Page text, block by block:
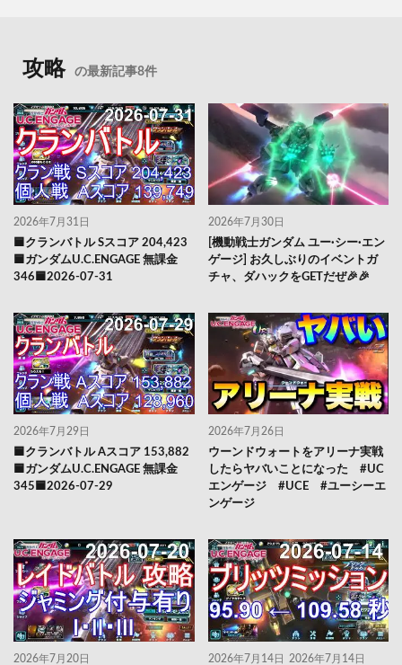
攻略 の最新記事8件
2026年7月31日
🟦クランバトル Sスコア 204,423
🟦ガンダムU.C.ENGAGE 無課金
346🟦2026-07-31
2026年7月30日
[機動戦士ガンダム ユー·シー·エン
ゲージ] お久しぶりのイベントガ
チャ、ダハックをGETだぜ🎉🎉
2026年7月29日
🟦クランバトル Aスコア 153,882
🟦ガンダムU.C.ENGAGE 無課金
345🟦2026-07-29
2026年7月26日
ウーンドウォートをアリーナ実戦
したらヤバいことになった #UC
エンゲージ #UCE #ユーシーエ
ンゲージ
2026年7月20日 2026年7月14日 2026年7月14日